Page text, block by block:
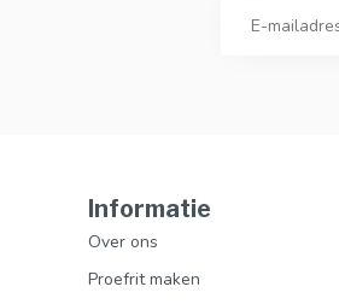
Informatie
Over ons
Proefrit maken